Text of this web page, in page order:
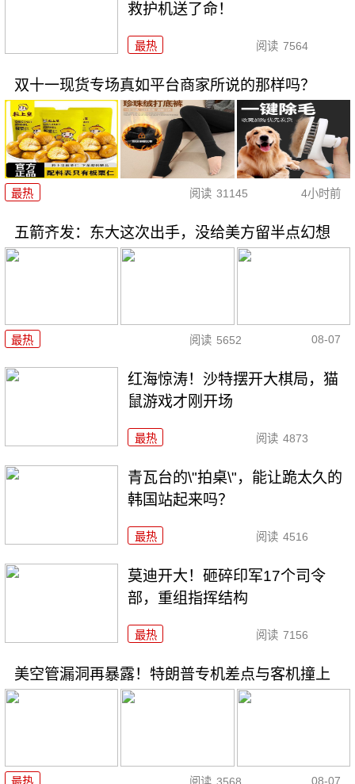
救护机送了命！
最热 阅读 7564
双十一现货专场真如平台商家所说的那样吗？
最热 阅读 31145 4小时前
五箭齐发：东大这次出手，没给美方留半点幻想
最热 阅读 5652 08-07
红海惊涛！沙特摆开大棋局，猫
鼠游戏才刚开场
最热 阅读 4873
青瓦台的\"拍桌\"，能让跪太久的
韩国站起来吗？
最热 阅读 4516
莫迪开大！砸碎印军17个司令
部，重组指挥结构
最热 阅读 7156
美空管漏洞再暴露！特朗普专机差点与客机撞上
08-07